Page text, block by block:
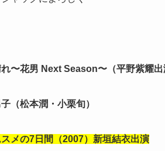
れ〜花男 Next Season〜（平野紫耀
（松本潤・小栗旬）
スメの7日間（2007）新垣結衣出演